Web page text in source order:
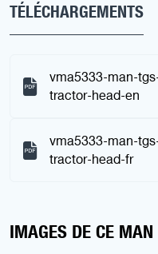
TÉLÉCHARGEMENTS
vma5333-man-
tractor-head-en
vma5333-man-
tractor-head-fr
IMAGES DE CE MAN